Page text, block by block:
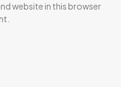
website in this browser